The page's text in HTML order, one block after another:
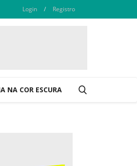
Login / Registro
NA COR ESCURA